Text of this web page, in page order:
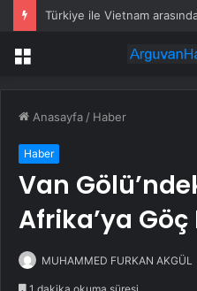
Menü
Anasayfa / Haber
Haber
Van
Afrika’ya
MUHAMMED FURKAN AKGÜL